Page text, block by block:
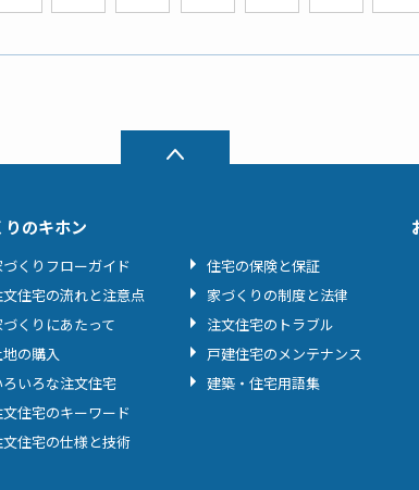
りのキホン
くりフローガイド
文住宅の流れと注意点
くりにあたって
の購入
ろいろな注文住宅
文住宅のキーワード
文住宅の仕様と技術
住宅の保険と保証
家づくりの制度と法律
注文住宅のトラブル
戸建住宅のメンテナンス
建築・住宅用語集